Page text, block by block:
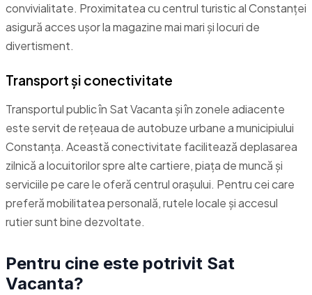
convivialitate. Proximitatea cu centrul turistic al Constanței
asigură acces ușor la magazine mai mari și locuri de
divertisment.
Transport și conectivitate
Transportul public în Sat Vacanta și în zonele adiacente
este servit de rețeaua de autobuze urbane a municipiului
Constanța. Această conectivitate facilitează deplasarea
zilnică a locuitorilor spre alte cartiere, piața de muncă și
serviciile pe care le oferă centrul orașului. Pentru cei care
preferă mobilitatea personală, rutele locale și accesul
rutier sunt bine dezvoltate.
Pentru cine este potrivit Sat
Vacanta?